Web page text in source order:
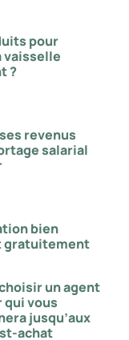
pour
vaisselle
?
revenus
salarial
bien
gratuitement
un agent
vous
jusqu’aux
achat